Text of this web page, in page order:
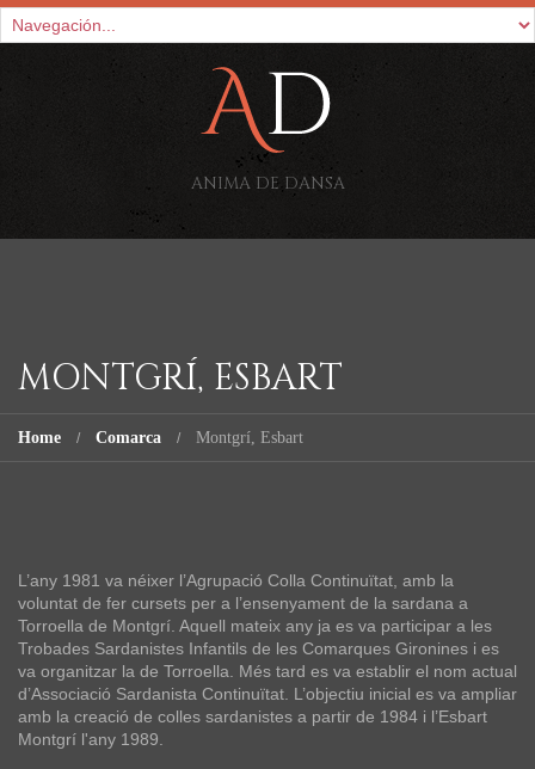
ANIMA DE DANSA
MONTGRÍ, ESBART
Home Comarca Montgrí, Esbart
L’any 1981 va néixer l’Agrupació Colla Continuïtat, amb la
voluntat de fer cursets per a l’ensenyament de la sardana a
Torroella de Montgrí. Aquell mateix any ja es va participar a les
Trobades Sardanistes Infantils de les Comarques Gironines i es
va organitzar la de Torroella. Més tard es va establir el nom actual
d’Associació Sardanista Continuïtat. L’objectiu inicial es va ampliar
amb la creació de colles sardanistes a partir de 1984 i l’Esbart
Montgrí l'any 1989.